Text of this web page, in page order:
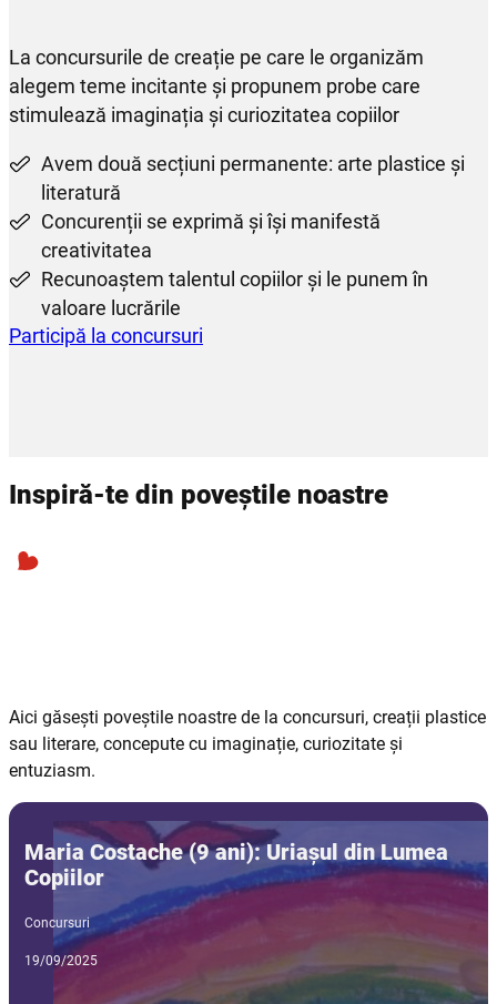
La concursurile de creație pe care le organizăm
alegem teme incitante și propunem probe care
stimulează imaginația și curiozitatea copiilor
Avem două secțiuni permanente: arte plastice și
literatură
Concurenții se exprimă și își manifestă
creativitatea
Recunoaștem talentul copiilor și le punem în
valoare lucrările
Participă la concursuri
Inspiră-te din poveștile noastre
Aici găsești poveștile noastre de la concursuri, creații plastice
sau literare, concepute cu imaginație, curiozitate și
entuziasm.
Maria Costache (9 ani): Uriașul din Lumea
Copiilor
Concursuri
19/09/2025